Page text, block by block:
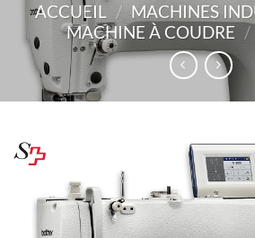
ACCUEIL / MACHINES
MACHINE À COUDRE /